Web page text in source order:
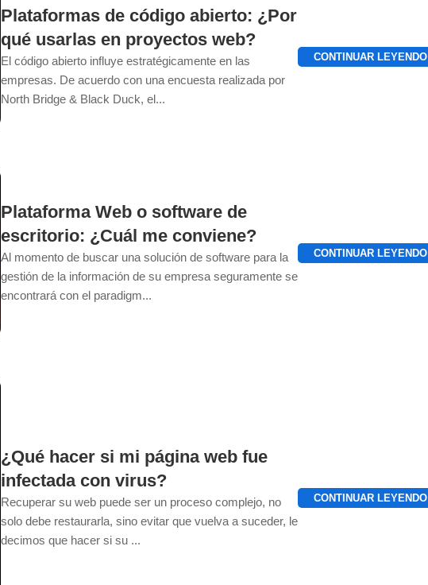
Plataformas de código abierto: ¿Por
qué usarlas en proyectos web?
El código abierto influye estratégicamente en las
empresas. De acuerdo con una encuesta realizada por
North Bridge & Black Duck, el...
CONTINUAR LEYENDO
Plataforma Web o software de
escritorio: ¿Cuál me conviene?
Al momento de buscar una solución de software para la
gestión de la información de su empresa seguramente se
encontrará con el paradigm...
CONTINUAR LEYENDO
¿Qué hacer si mi página web fue
infectada con virus?
Recuperar su web puede ser un proceso complejo, no
solo debe restaurarla, sino evitar que vuelva a suceder, le
decimos que hacer si su ...
CONTINUAR LEYENDO